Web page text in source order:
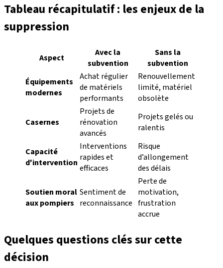
Tableau récapitulatif : les enjeux de la
suppression
Aspect
Avec la
subvention
Sans la
subvention
Équipements
modernes
Achat régulier
de matériels
performants
Renouvellement
limité, matériel
obsolète
Casernes
Projets de
rénovation
avancés
Projets gelés ou
ralentis
Capacité
d'intervention
Interventions
rapides et
efficaces
Risque
d’allongement
des délais
Soutien moral
aux pompiers
Sentiment de
reconnaissance
Perte de
motivation,
frustration
accrue
Quelques questions clés sur cette
décision